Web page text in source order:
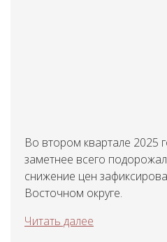
Во втором квартале 2025
заметнее всего
снижение цен
Восточном округе.
Читать далее